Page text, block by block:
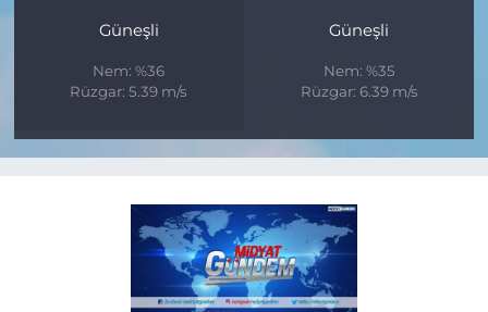
Güneşli
Nem: %36
Rüzgar: 5.39 m/s
Güneşli
Nem: %35
Rüzgar: 6.39 m/s